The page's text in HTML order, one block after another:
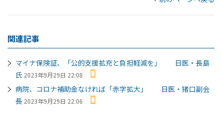
関連記事
マイナ保険証、「公的支援拡充と負担軽減を」 日医・長島
氏 2023年9月29日 22:08
病院、コロナ補助金なければ「赤字拡大」 日医・猪口副会
長 2023年9月29日 22:06